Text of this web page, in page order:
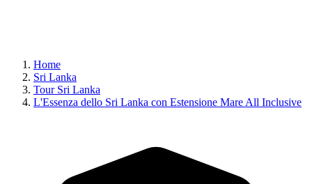
Home
Sri Lanka
Tour Sri Lanka
L'Essenza dello Sri Lanka con Estensione Mare All Inclusive